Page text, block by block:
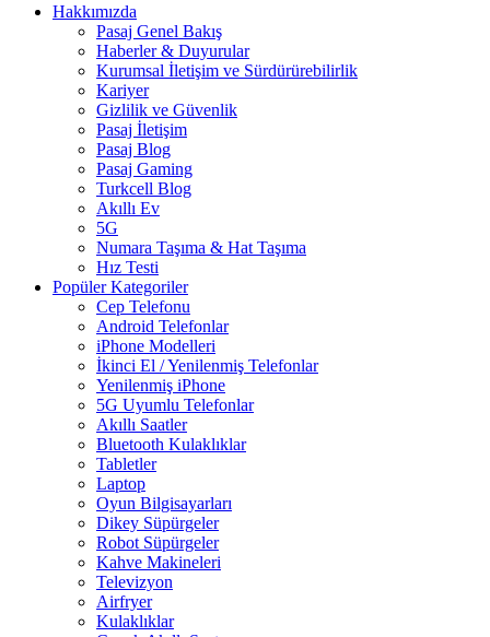
Hakkımızda
Pasaj Genel Bakış
Haberler & Duyurular
Kurumsal İletişim ve Sürdürürebilirlik
Kariyer
Gizlilik ve Güvenlik
Pasaj İletişim
Pasaj Blog
Pasaj Gaming
Turkcell Blog
Akıllı Ev
5G
Numara Taşıma & Hat Taşıma
Hız Testi
Popüler Kategoriler
Cep Telefonu
Android Telefonlar
iPhone Modelleri
İkinci El / Yenilenmiş Telefonlar
Yenilenmiş iPhone
5G Uyumlu Telefonlar
Akıllı Saatler
Bluetooth Kulaklıklar
Tabletler
Laptop
Oyun Bilgisayarları
Dikey Süpürgeler
Robot Süpürgeler
Kahve Makineleri
Televizyon
Airfryer
Kulaklıklar